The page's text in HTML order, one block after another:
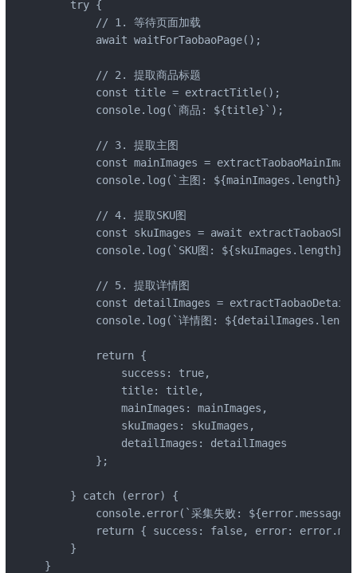
    try {
        // 1. 等待页面加载
        await waitForTaobaoPage();
        // 2. 提取商品标题
        const title = extractTitle();
        console.log(`商品: ${title}`);
        // 3. 提取主图
const mainImages =
console.log(`主图: ${mainImages.length}张
        // 4. 提取SKU图
const skuImages = await
console.log(`SKU图: ${skuImages.length}个
        // 5. 提取详情图
const detailImages =
console.log(`详情图:
        return {
            success: true,
            title: title,
            mainImages: mainImages,
            skuImages: skuImages,
            detailImages: detailImages
        };
    } catch (error) {
console.error(`采集失败:
return { success: false, error:
    }
}